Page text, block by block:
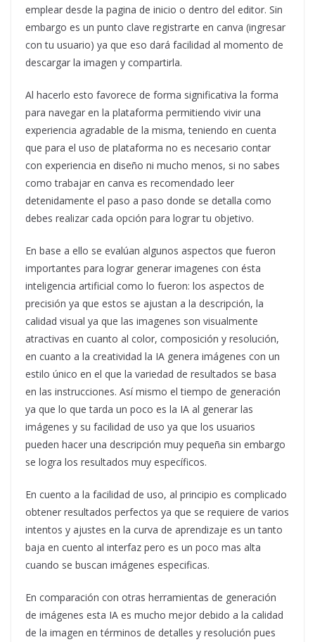
emplear desde la pagina de inicio o dentro del editor. Sin
embargo es un punto clave registrarte en canva (ingresar
con tu usuario) ya que eso dará facilidad al momento de
descargar la imagen y compartirla.
Al hacerlo esto favorece de forma significativa la forma
para navegar en la plataforma permitiendo vivir una
experiencia agradable de la misma, teniendo en cuenta
que para el uso de plataforma no es necesario contar
con experiencia en diseño ni mucho menos, si no sabes
como trabajar en canva es recomendado leer
detenidamente el paso a paso donde se detalla como
debes realizar cada opción para lograr tu objetivo.
En base a ello se evalúan algunos aspectos que fueron
importantes para lograr generar imagenes con ésta
inteligencia artificial como lo fueron: los aspectos de
precisión ya que estos se ajustan a la descripción, la
calidad visual ya que las imagenes son visualmente
atractivas en cuanto al color, composición y resolución,
en cuanto a la creatividad la IA genera imágenes con un
estilo único en el que la variedad de resultados se basa
en las instrucciones. Así mismo el tiempo de generación
ya que lo que tarda un poco es la IA al generar las
imágenes y su facilidad de uso ya que los usuarios
pueden hacer una descripción muy pequeña sin embargo
se logra los resultados muy específicos.
En cuento a la facilidad de uso, al principio es complicado
obtener resultados perfectos ya que se requiere de varios
intentos y ajustes en la curva de aprendizaje es un tanto
baja en cuento al interfaz pero es un poco mas alta
cuando se buscan imágenes especificas.
En comparación con otras herramientas de generación
de imágenes esta IA es mucho mejor debido a la calidad
de la imagen en términos de detalles y resolución pues